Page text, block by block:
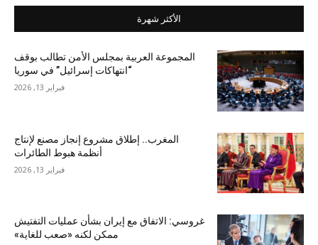
الأكثر شهرة
المجموعة العربية بمجلس الأمن تطالب بوقف
“انتهاكات إسرائيل” في سوريا
فبراير 13, 2026
المغرب.. إطلاق مشروع إنجاز مصنع لإنتاج
أنظمة هبوط الطائرات
فبراير 13, 2026
غروسي: الاتفاق مع إيران بشأن عمليات التفتيش
ممكن لكنه «صعب للغاية»